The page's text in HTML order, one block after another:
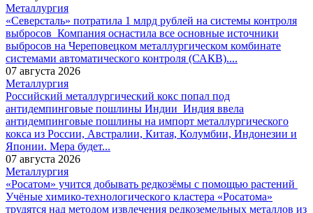
Металлургия
«Северсталь» потратила 1 млрд рублей на системы контроля
выбросов Компания оснастила все основные источники
выбросов на Череповецком металлургическом комбинате
системами автоматического контроля (САКВ)....
07 августа 2026
Металлургия
Российский металлургический кокс попал под
антидемпинговые пошлины Индии Индия ввела
антидемпинговые пошлины на импорт металлургического
кокса из России, Австралии, Китая, Колумбии, Индонезии и
Японии. Мера будет...
07 августа 2026
Металлургия
«Росатом» учится добывать редкозёмы с помощью растений
Учёные химико-технологического кластера «Росатома»
трудятся над методом извлечения редкоземельных металлов из